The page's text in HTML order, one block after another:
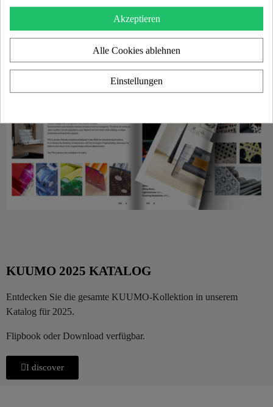
KUUMO 2025 KATALOG
Entdecken Sie die gesamte KUUMO-Kollektion in unserem
Katalog für 2025.
Flipbook oder Download verfügbar.
I discover
Akzeptieren
Alle Cookies ablehnen
Einstellungen